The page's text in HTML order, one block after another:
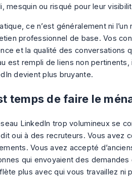
mesquin ou risqué pour leur
ce n’est généralement ni
professionnel de base. Vos
et la qualité des conversations
est rempli de liens non
devient plus bruyante.
temps de faire le
LinkedIn trop volumineux se
oui à des recruteurs. Vous avez
Vous avez accepté
qui envoyaient des
plus avec qui vous travaillez ni